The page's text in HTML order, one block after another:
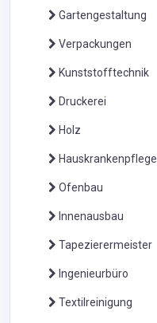
Gartengestaltung
Verpackungen
Kunststofftechnik
Druckerei
Holz
Hauskrankenpflege
Ofenbau
Innenausbau
Tapezierermeister
Ingenieurbüro
Textilreinigung